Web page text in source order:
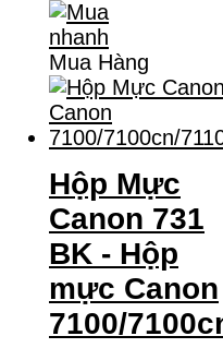
Mua Hàng
Hộp Mực
Canon 731
BK - Hộp
mực Canon
7100/